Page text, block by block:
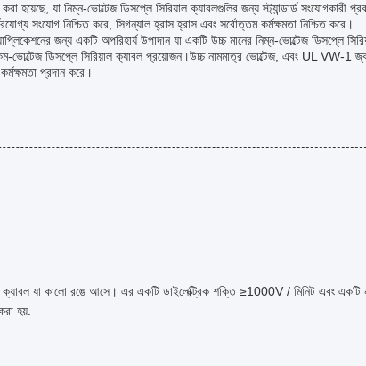
হয়েছে, যা নিম্ন-ভোল্টেজ ডিসপ্লে সিরিয়াল ক্যাবলগুলির জন্য স্ট্যান্ডার্ড সংযোগকারী
সংযোগ নিশ্চিত করে, সিগন্যাল হ্রাস হ্রাস এবং সর্বোত্তম কর্মক্ষমতা নিশ্চিত করে।
জন্য একটি অপরিহার্য উপাদান যা একটি উচ্চ মানের নিম্ন-ভোল্টেজ ডিসপ্লে
ভোল্টেজ ডিসপ্লে সিরিয়াল ক্যাবল প্রয়োজন।উচ্চ নামমাত্র ভোল্টেজ, এবং UL VW-1
প্রদান করে।
ক্যাবল যা কালো রঙে আসে। এর একটি ডাইলেক্ট্রিক শক্তি ≥1000V / মিনিট এবং একটি
হয়.